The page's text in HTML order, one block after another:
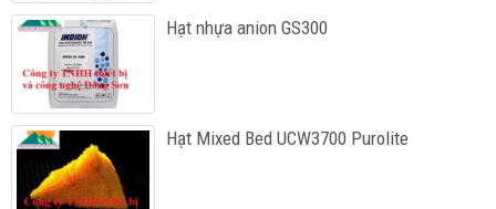
Hạt nhựa anion GS300
Hạt Mixed Bed UCW3700 Purolite